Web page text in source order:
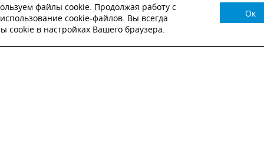
НУЖНА КОНСУЛЬТАЦИЯ?
ЗАЯВКУ И НАШ МЕНЕДЖЕР СВЯЖЕТСЯ
файлы cookie. Продолжая работу с
cookie-файлов. Вы всегда
cookie в настройках Вашего браузера.
Ок